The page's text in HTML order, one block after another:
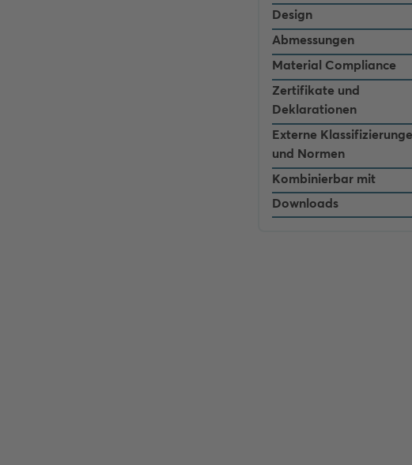
Design
Abmessungen
Material Compliance
Zertifikate und
Deklarationen
Externe
und Normen
Kombinierbar mit
Downloads